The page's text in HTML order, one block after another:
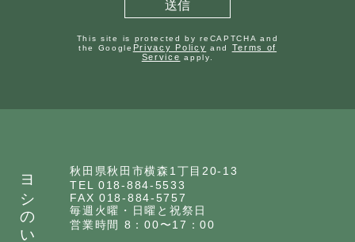
This site is protected by reCAPTCHA and
the Google Privacy Policy and Terms of
Service apply.
ヨシのいえ
秋田県秋田市横森1丁目20-13
TEL 018-884-5533
FAX 018-884-5757
毎週火曜・日曜と祝祭日
営業時間 8：00〜17：00